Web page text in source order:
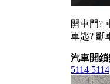
開車門?
車匙? 斷
汽車開
5114 5114